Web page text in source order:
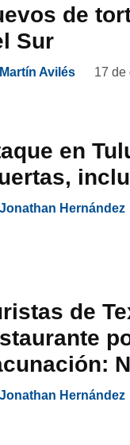
de
Sur
Martín Avilés 17 de
en
Jonathan Hernández
de
Jonathan Hernández